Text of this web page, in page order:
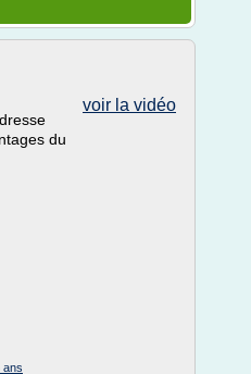
voir la vidéo
du
ans